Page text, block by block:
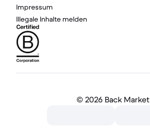
Impressum
Illegale Inhalte melden
© 2026 Back Market